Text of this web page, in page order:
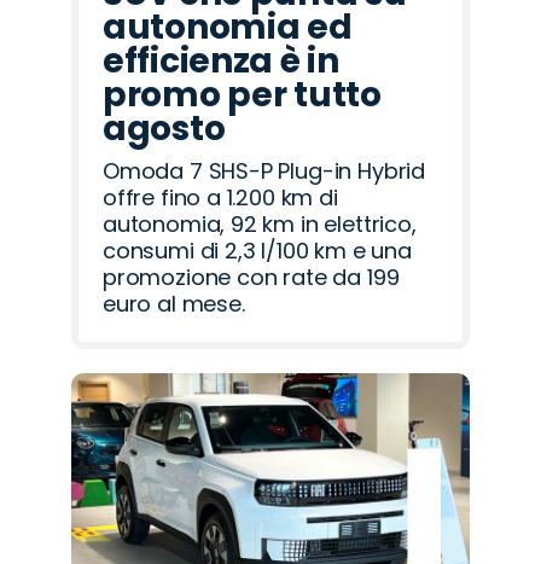
autonomia ed
efficienza è in
promo per tutto
agosto
Omoda 7 SHS-P Plug-in Hybrid
offre fino a 1.200 km di
autonomia, 92 km in elettrico,
consumi di 2,3 l/100 km e una
promozione con rate da 199
euro al mese.